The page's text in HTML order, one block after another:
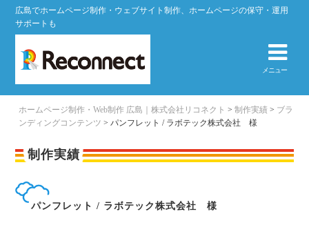
広島でホームページ制作・ウェブサイト制作、ホームページの保守・運用
サポートも
メニュー
ホームページ制作・Web制作 広島｜株式会社リコネクト >制作実績 > ブラ
ンディングコンテンツ >パンフレット / ラボテック株式会社 様
制作実績
パンフレット / ラボテック株式会社 様